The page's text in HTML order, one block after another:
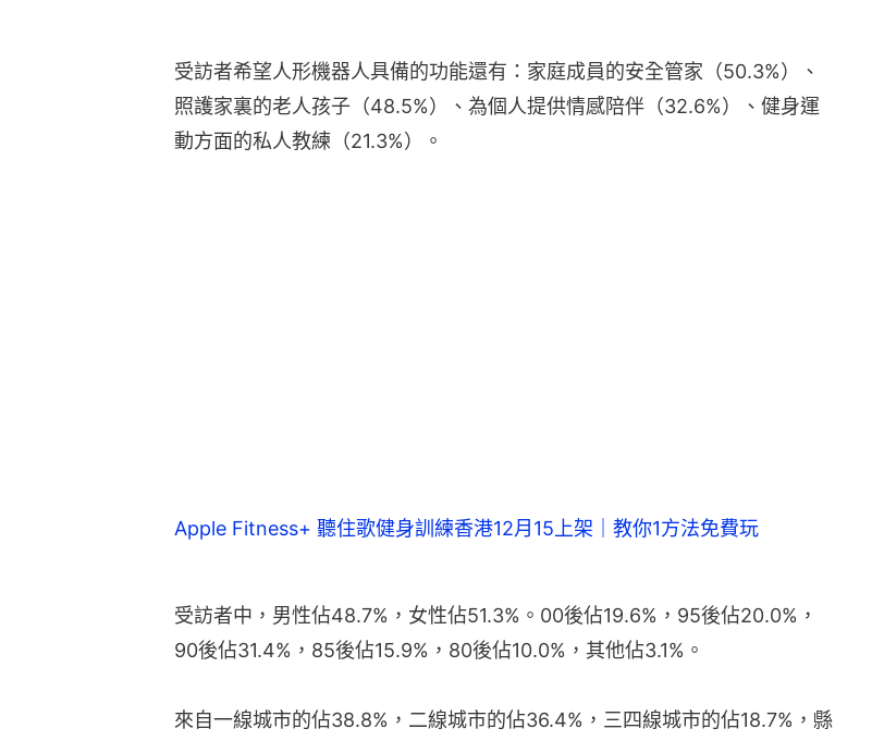
受訪者希望人形機器人具備的功能還有：家庭成員的安全管家（50.3%）、
照護家裏的老人孩子（48.5%）、為個人提供情感陪伴（32.6%）、健身運
動方面的私人教練（21.3%）。
Apple Fitness+ 聽住歌健身訓練香港12月15上架｜教你1方法免費玩
受訪者中，男性佔48.7%，女性佔51.3%。00後佔19.6%，95後佔20.0%，
90後佔31.4%，85後佔15.9%，80後佔10.0%，其他佔3.1%。
來自一線城市的佔38.8%，二線城市的佔36.4%，三四線城市的佔18.7%，縣